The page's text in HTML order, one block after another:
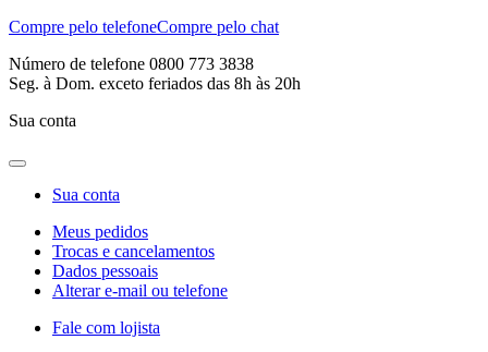
Compre pelo telefoneCompre pelo chat
Número de telefone 0800 773 3838
Seg. à Dom. exceto feriados das 8h às 20h
Sua conta
Sua conta
Meus pedidos
Trocas e cancelamentos
Dados pessoais
Alterar e-mail ou telefone
Fale com lojista